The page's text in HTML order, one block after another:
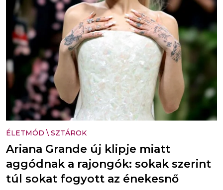
ÉLETMÓD \ SZTÁROK
Ariana Grande új klipje miatt
aggódnak a rajongók: sokak szerint
túl sokat fogyott az énekesnő